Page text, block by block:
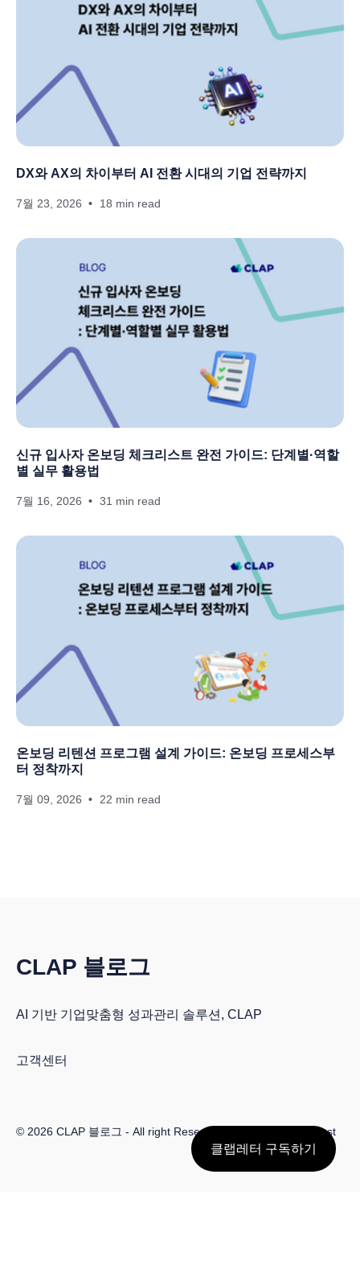
DX와 AX의 차이부터 AI 전환 시대의 기업 전략까지
7월 23, 2026 18 min read
신규 입사자 온보딩 체크리스트 완전 가이드: 단계별·역할
별 실무 활용법
7월 16, 2026 31 min read
온보딩 리텐션 프로그램 설계 가이드: 온보딩 프로세스부
터 정착까지
7월 09, 2026 22 min read
CLAP 블로그
AI 기반 기업맞춤형 성과관리 솔루션, CLAP
고객센터
© 2026 CLAP 블로그 - All right Reserved. Published with Ghost
클랩레터 구독하기